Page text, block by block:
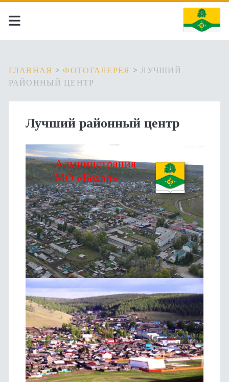
ГЛАВНАЯ >ФОТОГАЛЕРЕЯ >ЛУЧШИЙ
РАЙОННЫЙ ЦЕНТР
Лучший районный центр